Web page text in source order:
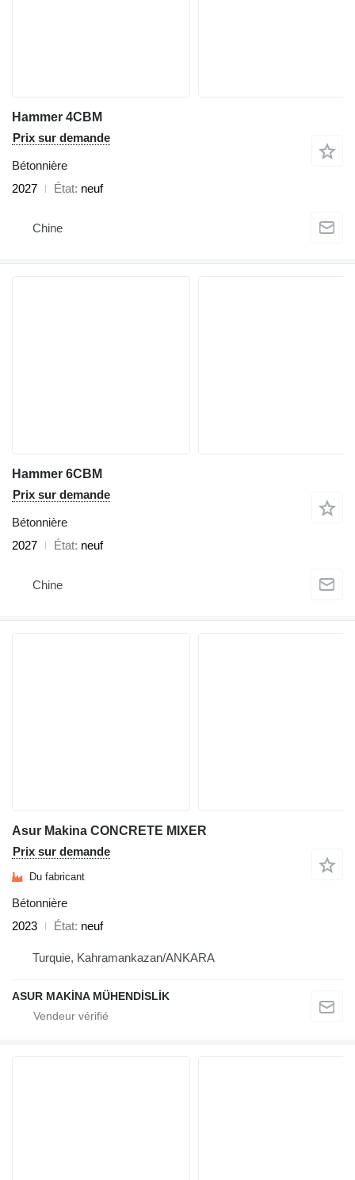
Hammer 4CBM
Prix sur demande
Bétonnière
2027
État neuf
Chine
Hammer 6CBM
Prix sur demande
Bétonnière
2027
État neuf
Chine
Asur Makina CONCRETE MIXER
Prix sur demande
Du fabricant
Bétonnière
2023
État neuf
Turquie, Kahramankazan/ANKARA
ASUR MAKİNA MÜHENDİSLİK